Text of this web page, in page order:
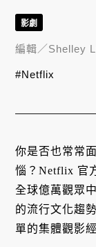
你是否也常常
惱？Netflix 官
全球億萬觀眾
的流行文化趨
單的集體觀影
影劇
編輯／Shelley
#Netflix